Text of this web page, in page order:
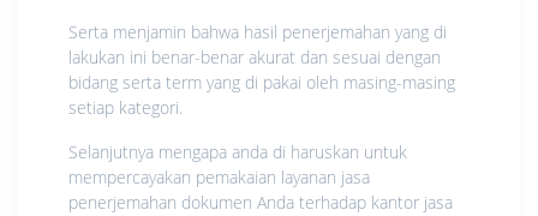
Serta menjamin bahwa hasil penerjemahan yang di
lakukan ini benar-benar akurat dan sesuai dengan
bidang serta term yang di pakai oleh masing-masing
setiap kategori.
Selanjutnya mengapa anda di haruskan untuk
mempercayakan pemakaian layanan jasa
penerjemahan dokumen Anda terhadap kantor jasa